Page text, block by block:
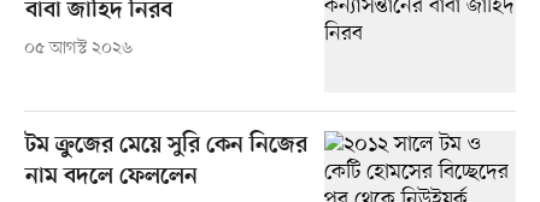
বাবা জাহিদ নিরব
০৫ আগস্ট ২০২৬
টম ক্রুজের মেয়ে সুরি কেন নিজের
নাম বদলে ফেললেন